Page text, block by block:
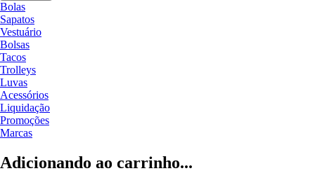
Bolas
Sapatos
Vestuário
Bolsas
Tacos
Trolleys
Luvas
Acessórios
Liquidação
Promoções
Marcas
Adicionando ao carrinho...